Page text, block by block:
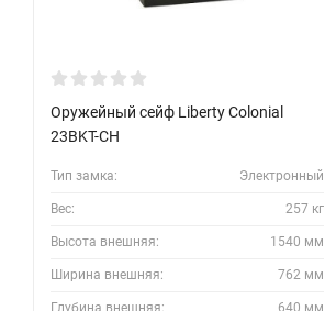
Оружейный сейф Liberty Colonial
23BKT-CH
Тип замка: Электронный
Вес: 257 кг
Высота внешняя: 1540 мм
Ширина внешняя: 762 мм
Глубина внешняя: 640 мм